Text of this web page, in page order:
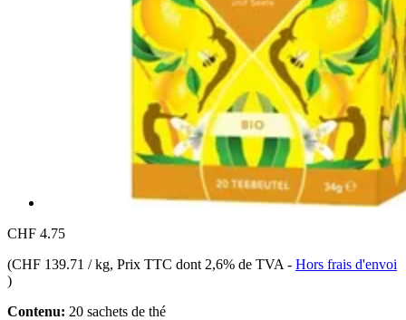
CHF 4.75
(CHF 139.71 / kg, Prix TTC dont 2,6% de TVA - Hors frais d'envoi
)
Contenu: 20 sachets de thé